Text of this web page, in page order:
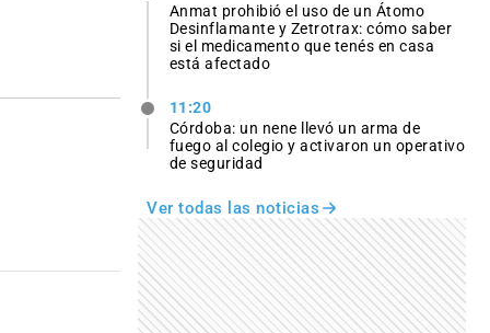
Anmat prohibió el uso de un Átomo
Desinflamante y Zetrotrax: cómo saber
si el medicamento que tenés en casa
está afectado
11:20
Córdoba: un nene llevó un arma de
fuego al colegio y activaron un operativo
de seguridad
Ver todas las noticias